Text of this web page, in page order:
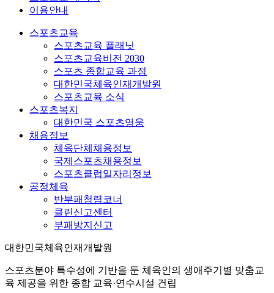
이용안내
스포츠교육
스포츠교육 플래닛
스포츠교육비전 2030
스포츠 종합교육 과정
대한민국체육인재개발원
스포츠교육 소식
스포츠복지
대한민국 스포츠영웅
채용정보
체육단체채용정보
국제스포츠채용정보
스포츠클럽일자리정보
공정체육
반부패청렴코너
클린신고센터
부패방지신고
대한민국체육인재개발원
스포츠분야 특수성에 기반을 둔 체육인의 생애주기별 맞춤교
육 제공을 위한 종합 교육·연수시설 건립